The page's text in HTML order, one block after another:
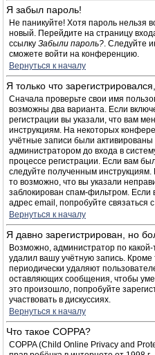
Я забыл пароль!
Не паникуйте! Хотя пароль нельзя
новый. Перейдите на страницу
ссылку Забыли пароль?. Следуйте
сможете войти на конференцию.
Вернуться к началу
Я только что
Сначала проверьте свои имя
возможны два варианта. Если
регистрации вы указали, что вам
инструкциям. На некоторых
учётные записи были
администратором до входа в
процессе регистрации. Если вам
следуйте полученным
то возможно, что вы указали
заблокирован спам-фильтром.
адрес email, попробуйте связаться
Вернуться к началу
Я давно зарегистрирован, но
Возможно, администратор по
удалил вашу учётную запись. Кроме
периодически удаляют
оставляющих сообщения, чтобы
это произошло, попробуйте
участвовать в дискуссиях.
Вернуться к началу
Что такое COPPA?
COPPA (Child Online Privacy and